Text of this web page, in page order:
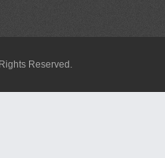
Reserved.